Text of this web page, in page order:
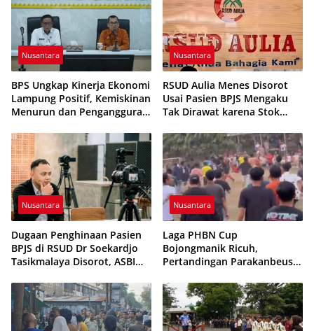
Nusantara
BPS Ungkap Kinerja Ekonomi
Lampung Positif, Kemiskinan
Menurun dan Pengangguran
Nusantara
RSUD Aulia Menes Disorot
Usai Pasien BPJS Mengaku
Tak Dirawat karena Stok
Nusantara
Dugaan Penghinaan Pasien
BPJS di RSUD Dr Soekardjo
Tasikmalaya Disorot, ASBI
Etika Pelayanan
Nusantara
Laga PHBN Cup
Bojongmanik Ricuh,
Pertandingan Parakanbeusi
Dihentikan